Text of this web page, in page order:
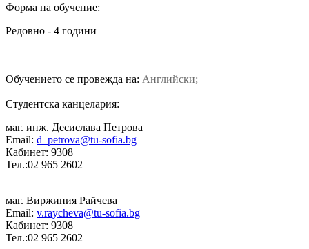
Форма на обучение:
Редовно - 4 години
Обучението се провежда на: Английски;
Студентска канцелария:
маг. инж. Десислава Петрова
Email: d_petrova@tu-sofia.bg
Кабинет: 9308
Тел.:02 965 2602
маг. Виржиния Райчева
Email: v.raycheva@tu-sofia.bg
Кабинет: 9308
Тел.:02 965 2602